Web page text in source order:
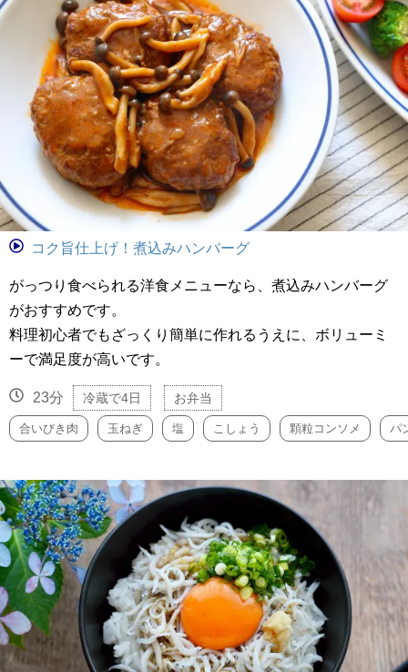
コク旨仕上げ！煮込みハンバーグ
がっつり食べられる洋食メニューなら、煮込みハンバーグ
がおすすめです。
料理初心者でもざっくり簡単に作れるうえに、ボリューミ
ーで満足度が高いです。
23分 冷蔵で4日 お弁当
合いびき肉 玉ねぎ 塩 こしょう 顆粒コンソメ パ